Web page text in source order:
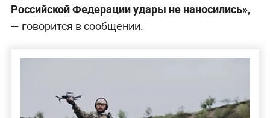
Российской Федерации удары не наносились»,
— говорится в сообщении.